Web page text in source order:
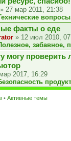
» 27 мар 2011, 21:38
факты о еде
» 12 июл 2010,
забавное,
могу
2017, 16:29
• Активные темы